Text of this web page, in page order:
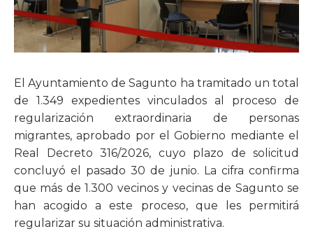
El Ayuntamiento de Sagunto ha tramitado un total
de 1.349 expedientes vinculados al proceso de
regularización extraordinaria de personas
migrantes, aprobado por el Gobierno mediante el
Real Decreto 316/2026, cuyo plazo de solicitud
concluyó el pasado 30 de junio. La cifra confirma
que más de 1.300 vecinos y vecinas de Sagunto se
han acogido a este proceso, que les permitirá
regularizar su situación administrativa.